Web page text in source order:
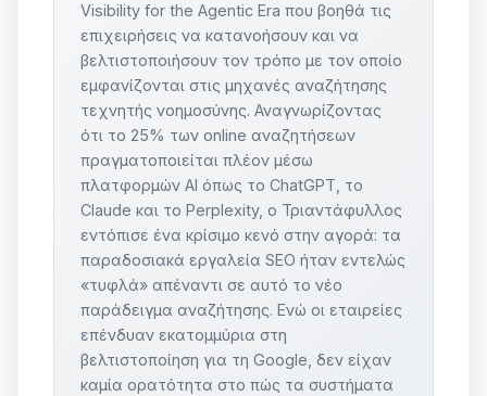
Visibility for the Agentic Era που βοηθά τις
επιχειρήσεις να κατανοήσουν και να
βελτιστοποιήσουν τον τρόπο με τον οποίο
εμφανίζονται στις μηχανές αναζήτησης
τεχνητής νοημοσύνης. Αναγνωρίζοντας
ότι το 25% των online αναζητήσεων
πραγματοποιείται πλέον μέσω
πλατφορμών AI όπως το ChatGPT, το
Claude και το Perplexity, ο Τριαντάφυλλος
εντόπισε ένα κρίσιμο κενό στην αγορά: τα
παραδοσιακά εργαλεία SEO ήταν εντελώς
«τυφλά» απέναντι σε αυτό το νέο
παράδειγμα αναζήτησης. Ενώ οι εταιρείες
επένδυαν εκατομμύρια στη
βελτιστοποίηση για τη Google, δεν είχαν
καμία ορατότητα στο πώς τα συστήματα